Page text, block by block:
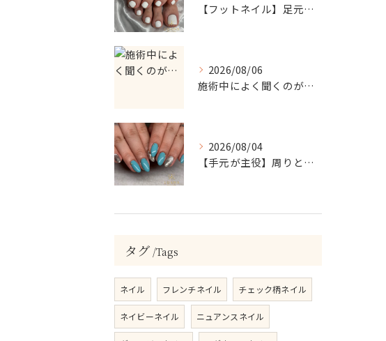
【フットネイル】足元がパッと映える！ホワイトワンカラーネイル
2026/08/06
施術中によく聞くのが…
2026/08/04
【手元が主役】周りと差がつく！ターコイズ×シルバーラメのアクセントネイル
タグ Tags
ネイル フレンチネイル チェック柄ネイル
ネイビーネイル ニュアンスネイル